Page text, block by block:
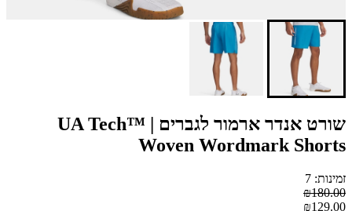
שורט אנדר ארמור לגברים | UA Tech™
Woven Wordmark Shorts
זמינות: 7
₪180.00
₪129.00